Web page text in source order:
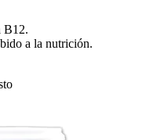
B12.
a la nutrición.